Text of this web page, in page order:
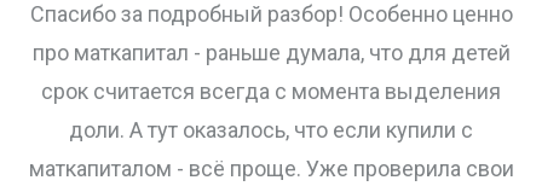
Спасибо за подробный разбор! Особенно ценно
про маткапитал - раньше думала, что для детей
срок считается всегда с момента выделения
доли. А тут оказалось, что если купили с
маткапиталом - всё проще. Уже проверила свои